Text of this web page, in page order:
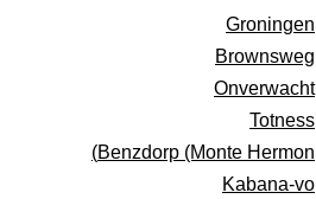
Groningen
Brownsweg
Onverwacht
Totness
Benzdorp (Monte Hermon)
Kabana-vo